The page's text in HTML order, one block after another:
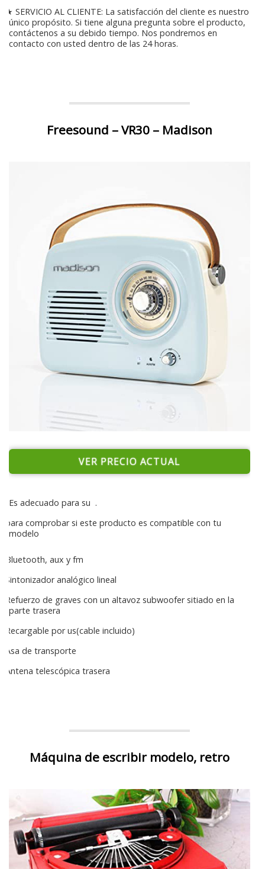
★ SERVICIO AL CLIENTE: La satisfacción del cliente es nuestro
único propósito. Si tiene alguna pregunta sobre el producto,
contáctenos a su debido tiempo. Nos pondremos en
contacto con usted dentro de las 24 horas.
Freesound – VR30 – Madison
VER PRECIO ACTUAL
Es adecuado para su .
para comprobar si este producto es compatible con tu
modelo
Bluetooth, aux y fm
Sintonizador analógico lineal
Refuerzo de graves con un altavoz subwoofer sitiado en la
parte trasera
Recargable por us(cable incluido)
Asa de transporte
Antena telescópica trasera
Máquina de escribir modelo, retro